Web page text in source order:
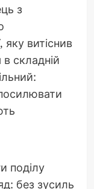
з
яку витіснив
складній
поділу
без зусиль